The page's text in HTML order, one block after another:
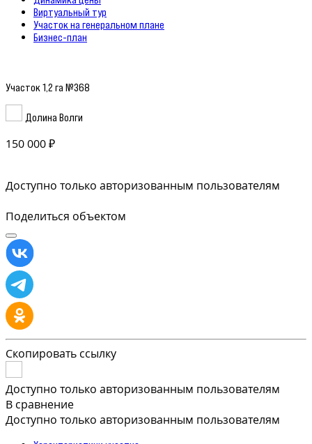
Виртуальный тур
Участок на генеральном плане
Бизнес-план
Участок 1,2 га №368
Долина Волги
150 000 ₽
Доступно только авторизованным пользователям
Поделиться объектом
Скопировать ссылку
Доступно только авторизованным пользователям
В сравнение
Доступно только авторизованным пользователям